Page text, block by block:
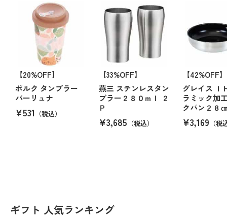
【20%OFF】
ポルク タンブラー
パーリュナ
¥531 （税込）
【33%OFF】
燕三 ステンレスタン
ブラー２８０ｍｌ ２
Ｐ
¥3,685 （税込）
【42%OFF】
グレイス Ｉ
ラミック加
クパン２８
¥3,169 （税
ギフト 人気ランキング